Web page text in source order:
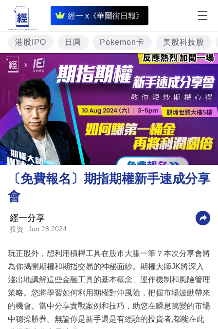
經一 x《華爾街日報》
即
時
財
經
專
題
投
資
樓
市
理
財
科
職
場
生
活
港股IPO 日圓 Pokemon卡 美股科技股
〔免費報名〕期指期權新手速成分享
會
經一分享
投資 Jun 28 2024
玩正股外，想利用槓桿工具在股市大賺一筆？本次分享會將
為你揭開期權和期指交易的神秘面紗。期權大師JK將深入
淺出地講解這些金融工具的基本概念、運作機制和風險管理
策略。您將學習如何利用期權對沖風險，把握市場波動帶來
的機會。當中分享實戰案例和技巧，助您在瞬息萬變的市場
中穩操勝券。無論你是新手還是有經驗的投資者,都能在此